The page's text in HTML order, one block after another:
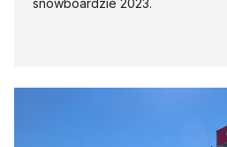
snowboardzie 2023.